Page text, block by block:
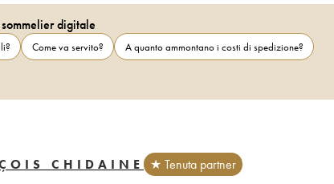
digitale
Come va servito?
A quanto ammontano i costi di spedizione?
CHIDAINE
★ Tenuta partner